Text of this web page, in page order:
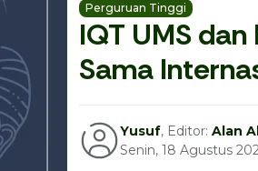
Perguruan Tinggi
IQT UMS
Sama
Yusuf, Editor: Alan
Senin, 18 Agustus